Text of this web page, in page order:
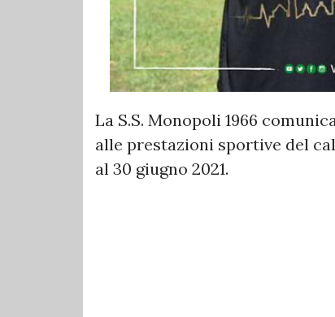
La S.S. Monopoli 1966
alle prestazioni sportive del
al 30 giugno 2021.